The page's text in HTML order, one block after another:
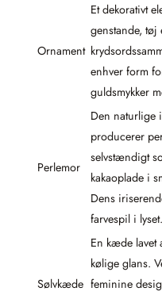
Ornament
Et dekorativt
genstande, tøj
enhver form
guldsmykker
Perlemor
Den naturlige
producerer
selvstændigt
kakaoplade i
Dens
farvespil i lyset.
Sølvkæde
En kæde lavet
kølige glans.
feminine